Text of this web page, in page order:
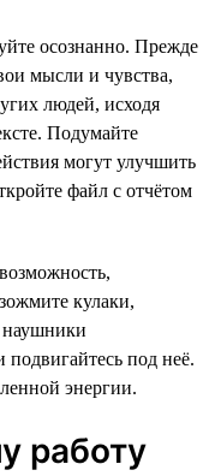
осознанно. Прежде
мысли и чувства,
людей, исходя
Подумайте
могут улучшить
файл с отчётом
кулаки,
наушники
под неё.
энергии.
работу